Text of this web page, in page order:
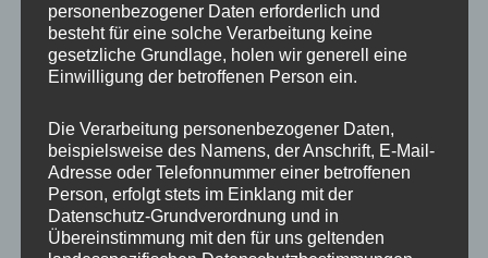
MP Mario Porten
Beratung
Training
Coaching
Impulsvorträge
personenbezogener Daten erforderlich und
besteht für eine solche Verarbeitung keine
gesetzliche Grundlage, holen wir generell eine
Einwilligung der betroffenen Person ein.
Die Verarbeitung personenbezogener Daten,
beispielsweise des Namens, der Anschrift, E-Mail-
Adresse oder Telefonnummer einer betroffenen
Person, erfolgt stets im Einklang mit der
Datenschutz-Grundverordnung und in
Übereinstimmung mit den für uns geltenden